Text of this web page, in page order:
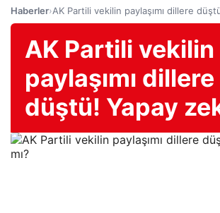
Haberler›AK Partili vekilin paylaşımı dillere
AK Partili vekilin
paylaşımı dillere
düştü! Yapay